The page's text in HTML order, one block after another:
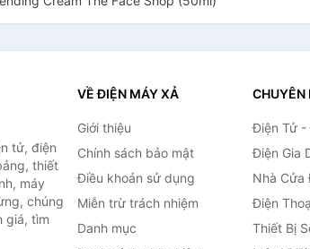
tử, điện
thiết
máy
chúng
giá, tìm
VỀ ĐIỆN MÁY XẢ
Giới thiệu
Chính sách bảo mật
Điều khoản sử dụng
Miễn trừ trách nhiệm
Danh mục
CHUYÊN
Điện Tử -
Điện Gia
Nhà Cửa
Điện
Thiết Bị